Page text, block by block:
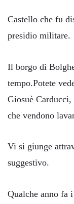
Castello che fu
presidio militare.
Il borgo di
tempo.Potete
Giosuè
che vendono
Vi si giunge
suggestivo.
Qualche anno fa